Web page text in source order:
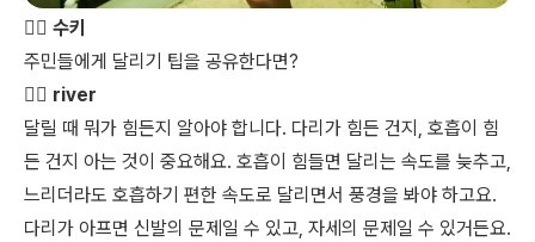
👩‍⚖️ 수키
주민들에게 달리기 팁을 공유한다면?
🏃‍♀️ river
달릴 때 뭐가 힘든지 알아야 합니다. 다리가 힘든 건지, 호흡이 힘
든 건지 아는 것이 중요해요. 호흡이 힘들면 달리는 속도를 늦추고,
느리더라도 호흡하기 편한 속도로 달리면서 풍경을 봐야 하고요.
다리가 아프면 신발의 문제일 수 있고, 자세의 문제일 수 있거든요.